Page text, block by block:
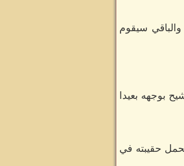
سيقوم
بوجهه بعيدا
حقيبته في